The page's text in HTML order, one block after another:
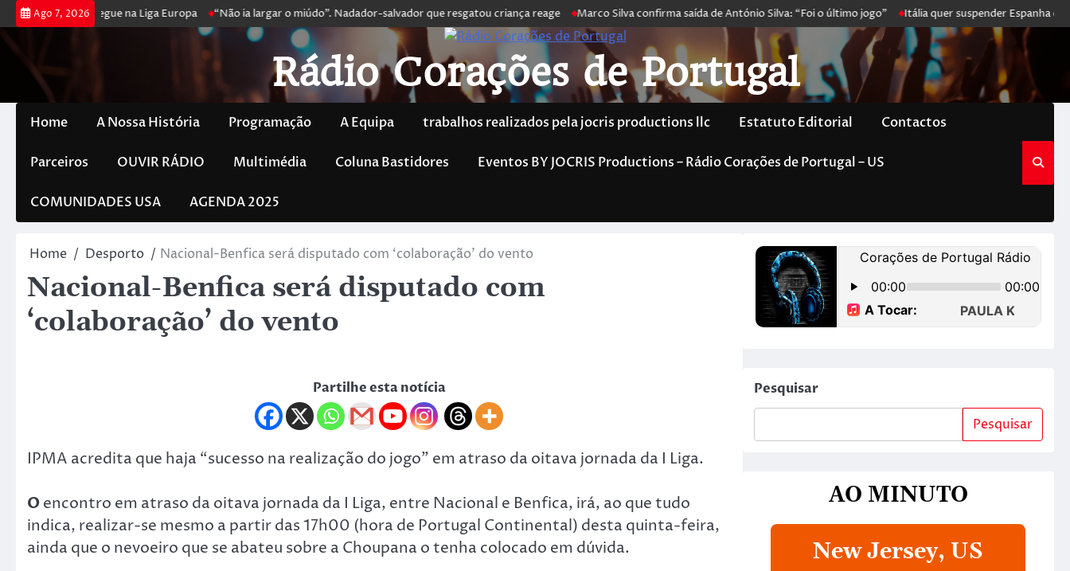
Ago 7, 2026
poker e prossegue na Liga Europa “Não ia largar o miúdo”. Nadador-salvador que resgatou criança reage Marco Silva confirma saída de António Silva: “Foi o último jogo” Itália quer suspender Espanha de
Rádio Corações de Portugal
Home A Nossa História Programação A Equipa trabalhos realizados pela jocris productions llc Estatuto Editorial Contactos
Parceiros OUVIR RÁDIO Multimédia Coluna Bastidores Eventos BY JOCRIS Productions – Rádio Corações de Portugal – US
COMUNIDADES USA AGENDA 2025
Home Desporto Nacional-Benfica será disputado com ‘colaboração’ do vento
Nacional-Benfica será disputado com
‘colaboração’ do vento
Partilhe esta notícia
IPMA acredita que haja “sucesso na realização do jogo” em atraso da oitava jornada da I Liga.
Oencontro em atraso da oitava jornada da I Liga, entre Nacional e Benfica, irá, ao que tudo
indica, realizar-se mesmo a partir das 17h00 (hora de Portugal Continental) desta quinta-feira,
ainda que o nevoeiro que se abateu sobre a Choupana o tenha colocado em dúvida.
Pesquisar
Pesquisar
AO MINUTO
New Jersey, US